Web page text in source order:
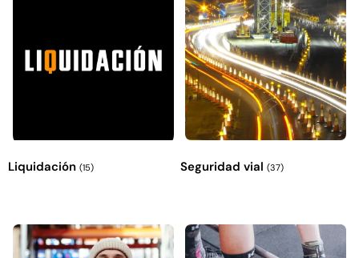
Liquidación (15) Seguridad vial (37)